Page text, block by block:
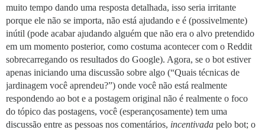
muito tempo dando uma resposta detalhada, isso seria irritante
porque ele não se importa, não está ajudando e é (possivelmente)
inútil (pode acabar ajudando alguém que não era o alvo pretendido
em um momento posterior, como costuma acontecer com o Reddit
sobrecarregando os resultados do Google). Agora, se o bot estiver
apenas iniciando uma discussão sobre algo (“Quais técnicas de
jardinagem você aprendeu?”) onde você não está realmente
respondendo ao bot e a postagem original não é realmente o foco
do tópico das postagens, você (esperançosamente) tem uma
discussão entre as pessoas nos comentários, incentivada pelo bot; o